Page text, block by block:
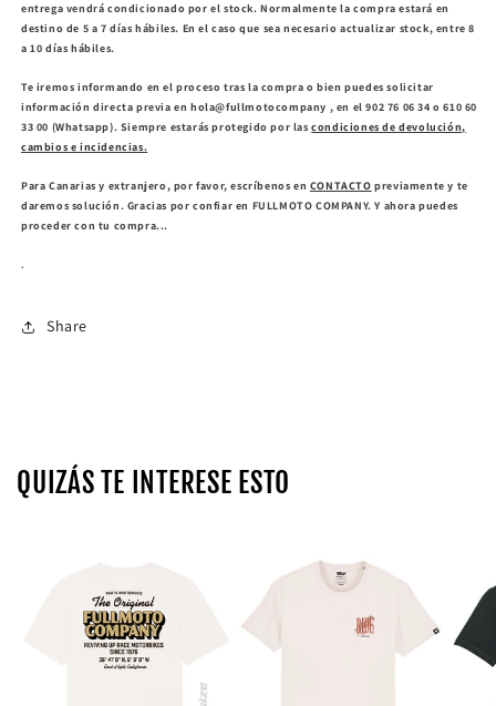
entrega vendrá condicionado por el stock. Normalmente la compra estará en
destino de 5 a 7 días hábiles. En el caso que sea necesario actualizar stock, entre 8
a 10 días hábiles.
Te iremos informando en el proceso tras la compra o bien puedes solicitar
información directa previa en hola@fullmotocompany , en el 902 76 06 34 o 610 60
33 00 (Whatsapp). Siempre estarás protegido por las condiciones de devolución,
cambios e incidencias.
Para Canarias y extranjero, por favor, escríbenos en CONTACTO previamente y te
daremos solución. Gracias por confiar en FULLMOTO COMPANY. Y ahora puedes
proceder con tu compra...
.
Share
QUIZÁS TE INTERESE ESTO